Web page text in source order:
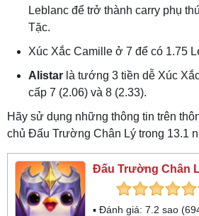
Leblanc để trở thành carry phụ
Tặc.
Xúc Xắc Camille ở 7 để có 1.75
Alistar là tướng 3 tiền dễ Xúc
cấp 7 (2.06) và 8 (2.33).
Hãy sử dụng những thông tin trên
chủ Đấu Trường Chân Lý trong 13.1
Đấu Trường Chân
▪ Đánh giá: 7.2 sao (